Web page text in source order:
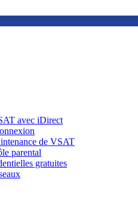
avec iDirect
de VSAT
parental
gratuites